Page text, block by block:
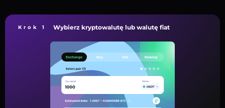
Krok 1 Wybierz kryptowalutę lub walutę fiat